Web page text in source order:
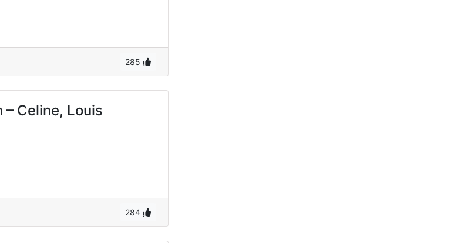
285
– Celine, Louis
284